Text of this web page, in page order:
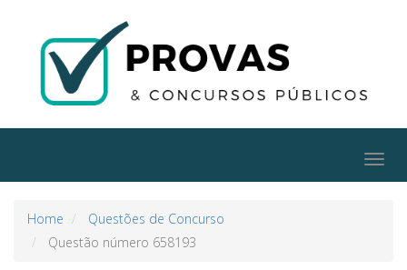
Home
Questões de Concurso
Questão número 658193